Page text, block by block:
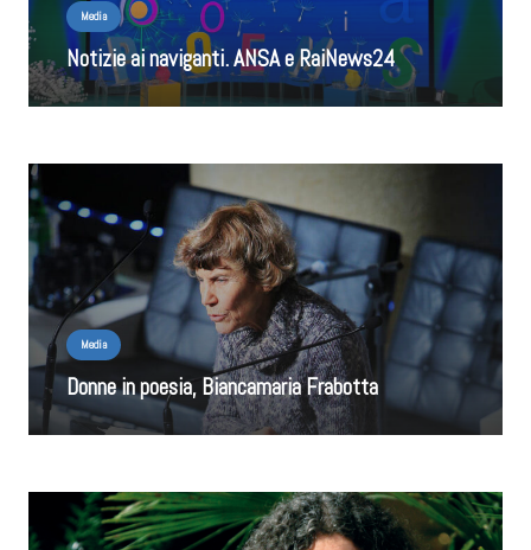
Media
Notizie ai naviganti. ANSA e RaiNews24
Media
Donne in poesia, Biancamaria Frabotta